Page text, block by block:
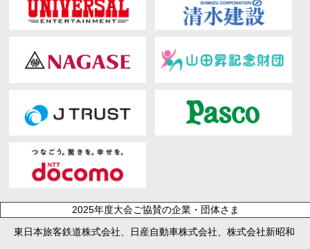
2025年度大会ご協賛の企業・団体さま
東日本旅客鉄道株式会社、日産自動車株式会社、株式会社新昭和